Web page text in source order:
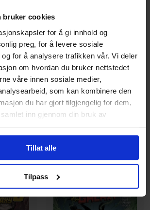
bruker cookies
for å gi innhold og
preg, for å levere sosiale
for å analysere trafikken vår. Vi deler
om hvordan du bruker nettstedet
våre innen sosiale medier,
som kan kombinere den
du har gjort tilgjengelig for dem,
inn gjennom din bruk av
Tillat alle
Tilpass
,Valerio Schiti
Guardians Of The Galaxy
Volume 2: Angela (marvel
Now)
Brian M Bendis,Neil Gaiman
Guardians of the Galaxy
Hardcover · Engelsk
179,10
Ikke på nettlager